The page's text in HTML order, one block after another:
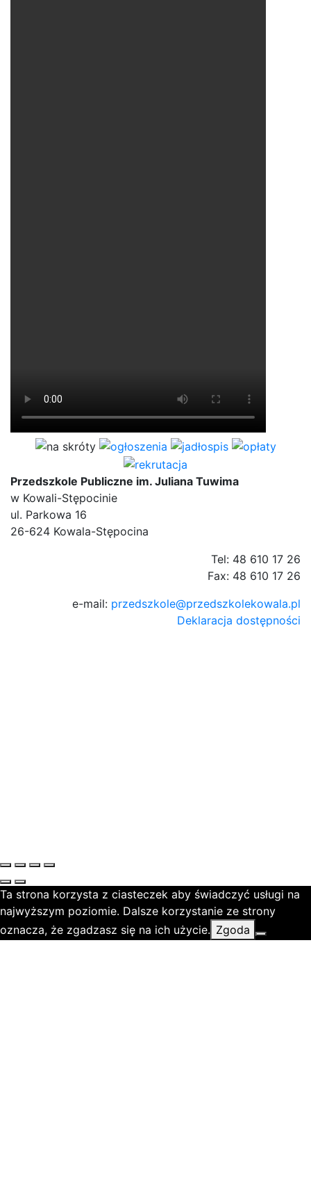
Przedszkole Publiczne im. Juliana Tuwima
w Kowali-Stępocinie
ul. Parkowa 16
26-624 Kowala-Stępocina
Tel: 48 610 17 26
Fax: 48 610 17 26
e-mail: przedszkole@przedszkolekowala.pl
Deklaracja dostępności
Ta strona korzysta z ciasteczek aby świadczyć usługi na
najwyższym poziomie. Dalsze korzystanie ze strony
oznacza, że zgadzasz się na ich użycie. Zgoda